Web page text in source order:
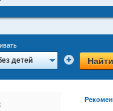
Ср Чт Пт Сб
29 30 1
детей Найти